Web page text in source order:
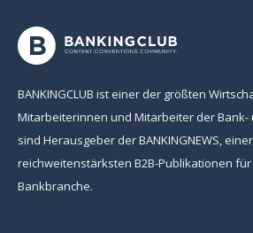
BANKINGCLUB ist einer der größten
Mitarbeiterinnen und Mitarbeiter der Bank-
sind Herausgeber der BANKINGNEWS,
reichweitenstärksten B2B-Publikationen
Bankbranche.